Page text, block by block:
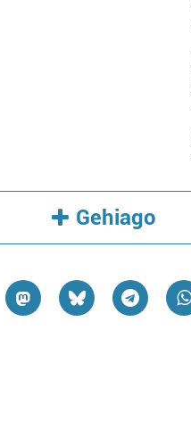
Gehiago